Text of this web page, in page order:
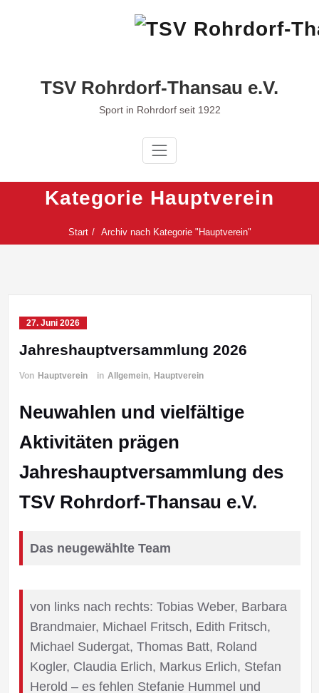
TSV Rohrdorf-Thansau e.V.
Sport in Rohrdorf seit 1922
Kategorie Hauptverein
Start Archiv nach Kategorie "Hauptverein"
27. Juni 2026
Jahreshauptversammlung 2026
Von Hauptverein in Allgemein, Hauptverein
Neuwahlen und vielfältige
Aktivitäten prägen
Jahreshauptversammlung des
TSV Rohrdorf‑Thansau e.V.
Das neugewählte Team
von links nach rechts: Tobias Weber, Barbara
Brandmaier, Michael Fritsch, Edith Fritsch,
Michael Sudergat, Thomas Batt, Roland
Kogler, Claudia Erlich, Markus Erlich, Stefan
Herold – es fehlen Stefanie Hummel und